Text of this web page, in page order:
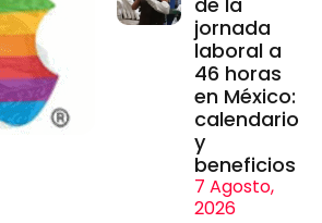
jornada
laboral a
46 horas
en México:
calendario
y
beneficios
7 Agosto,
2026